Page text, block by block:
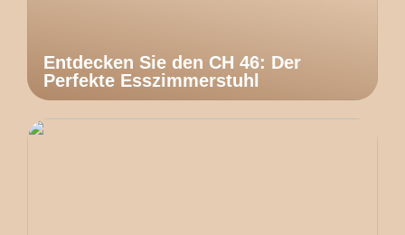
Entdecken Sie den CH 46: Der
Perfekte Esszimmerstuhl